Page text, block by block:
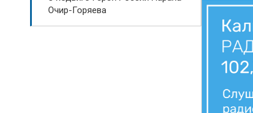
Очир-Горяева